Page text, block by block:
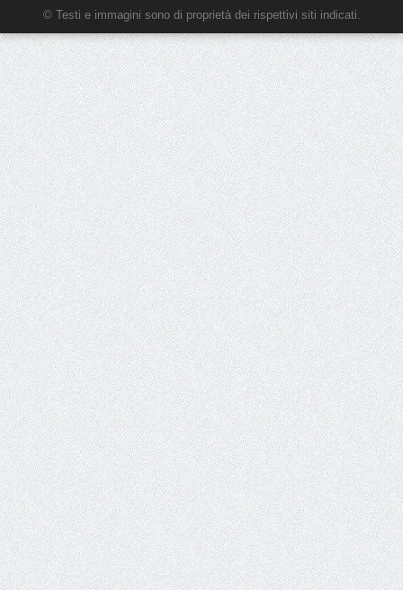
© Testi e immagini sono di proprietà dei rispettivi siti indicati.